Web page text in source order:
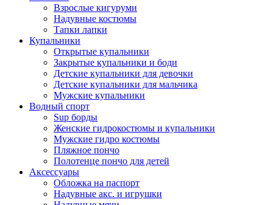
Взрослые кигуруми
Надувные костюмы
Тапки лапки
Купальники
Открытые купальники
Закрытые купальники и боди
Детские купальники для девочки
Детские купальники для мальчика
Мужские купальники
Водный спорт
Sup борды
Женские гидрокостюмы и купальники
Мужские гидро костюмы
Пляжное пончо
Полотенце пончо для детей
Аксессуары
Обложка на паспорт
Надувные акс. и игрушки